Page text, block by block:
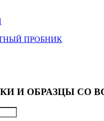
ПРОБНИК
И ОБРАЗЦЫ СО